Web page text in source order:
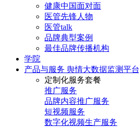
健康中国面对面
医管先锋人物
医管talk
品牌典型案例
最佳品牌传播机构
学院
产品与服务 舆情大数据监测平台
定制化服务套餐
推广服务
品牌内容推广服务
短视频服务
数字化视频生产服务